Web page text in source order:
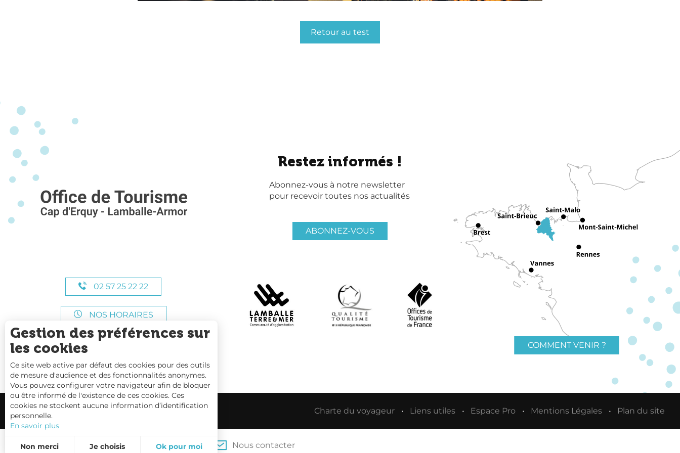
Retour au test
02 57 25 22 22
NOS HORAIRES
Restez informés !
Abonnez-vous à notre newsletter
pour recevoir toutes nos actualités
ABONNEZ-VOUS
COMMENT VENIR ?
Charte du voyageur Liens utiles Espace Pro Mentions Légales Plan du site
Carte interactive Nous contacter
Gestion des préférences sur
les cookies
Ce site web active par défaut des cookies pour des outils
de mesure d'audience et des fonctionnalités anonymes.
Vous pouvez configurer votre navigateur afin de bloquer
ou être informé de l'existence de ces cookies. Ces
cookies ne stockent aucune information d’identification
personnelle.
En savoir plus
Non merci Je choisis Ok pour moi